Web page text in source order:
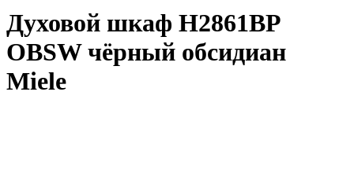
Духовой шкаф H2861BP
OBSW чёрный обсидиан
Miele